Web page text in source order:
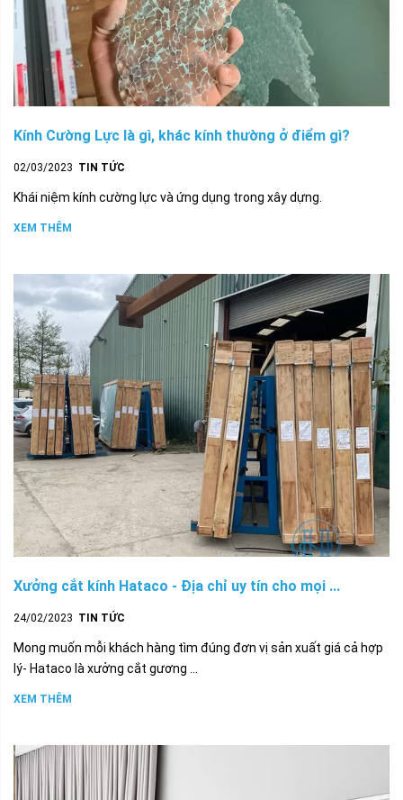
Kính Cường Lực là gì, khác kính thường ở điểm gì?
02/03/2023 TIN TỨC
Khái niệm kính cường lực và ứng dụng trong xây dựng.
XEM THÊM
Xưởng cắt kính Hataco - Địa chỉ uy tín cho mọi ...
24/02/2023 TIN TỨC
Mong muốn mỗi khách hàng tìm đúng đơn vị sản xuất giá cả hợp
lý- Hataco là xưởng cắt gương ...
XEM THÊM